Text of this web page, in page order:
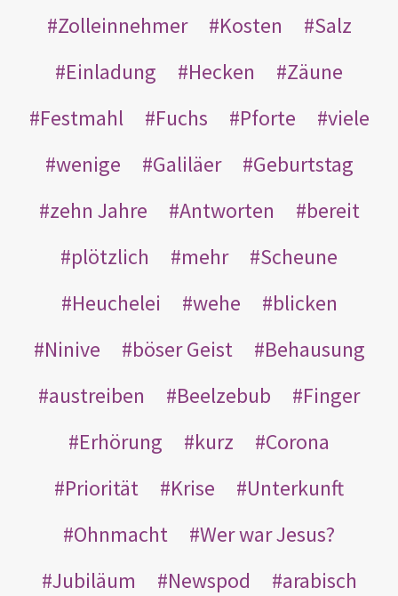
Zolleinnehmer Kosten
Salz
Einladung
Hecken
Zäune
Festmahl
Fuchs Pforte
viele
wenige
Galiläer
Geburtstag
zehn Jahre
Antworten
bereit
plötzlich
mehr
Scheune
Heuchelei
wehe
blicken
Ninive
böser Geist
Behausung
austreiben
Beelzebub
Finger
Erhörung
kurz
Corona
Priorität
Krise
Unterkunft
Ohnmacht
Wer war Jesus?
Jubiläum
Newspod
arabisch